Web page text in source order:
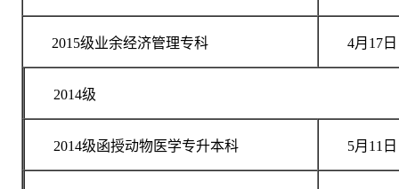
2015级业余经济管理专科 4月17日
2014级
2014级函授动物医学专升本科 5月11日